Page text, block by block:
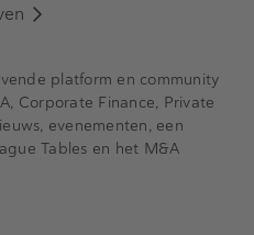
platform en community
Corporate Finance, Private
evenementen, een
Tables en het M&A